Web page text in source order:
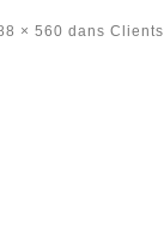
× 560 dans Clients